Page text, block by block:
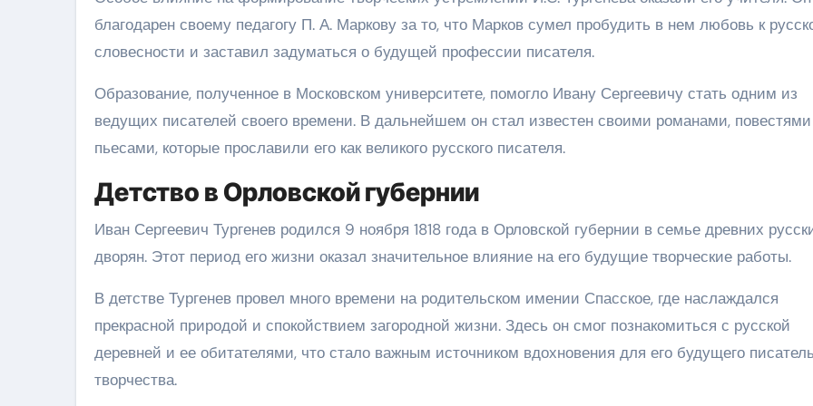
благодарен своему педагогу П. А. Маркову за то, что Марков сумел пробудить в нем любовь к
словесности и заставил задуматься о будущей профессии писателя.
Образование, полученное в Московском университете, помогло Ивану Сергеевичу стать одним из
ведущих писателей своего времени. В дальнейшем он стал известен своими романами,
пьесами, которые прославили его как великого русского писателя.
Детство в Орловской губернии
Иван Сергеевич Тургенев родился 9 ноября 1818 года в Орловской губернии в семье древних
дворян. Этот период его жизни оказал значительное влияние на его будущие творческие работы.
В детстве Тургенев провел много времени на родительском имении Спасское, где наслаждался
прекрасной природой и спокойствием загородной жизни. Здесь он смог познакомиться с русской
деревней и ее обитателями, что стало важным источником вдохновения для его будущего
творчества.